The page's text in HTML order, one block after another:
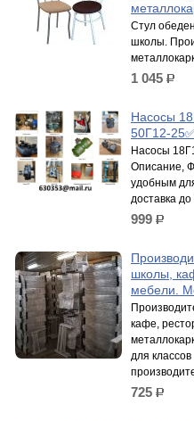
Стул
школы.
1 045 р.
Насосы
50Г12-
Насосы
Описание,
удобным
доставка до
999 р.
школы,
мебели.
кафе,
для
725 р.